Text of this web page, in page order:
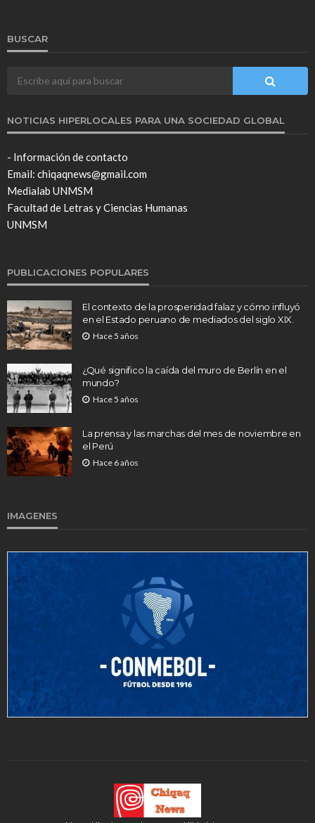
BUSCAR
NOTICIAS HIPERLOCALES PARA UNA SOCIEDAD GLOBAL
- Información de contacto
Email: chiqaqnews@gmail.com
Medialab UNMSM
Facultad de Letras y Ciencias Humanas
UNMSM
PUBLICACIONES POPULARES
El contexto de la prosperidad falaz y cómo influyó
en el Estado peruano de mediados del siglo XIX.
Hace 5 años
¿Qué significo la caída del muro de Berlín en el
mundo?
Hace 5 años
La prensa y las marchas del mes de noviembre en
el Perú
Hace 6 años
IMAGENES